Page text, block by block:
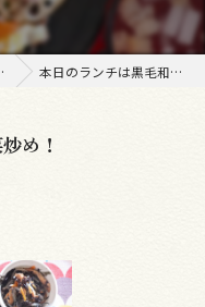
本日のランチは黒毛和牛野菜炒め！
め！